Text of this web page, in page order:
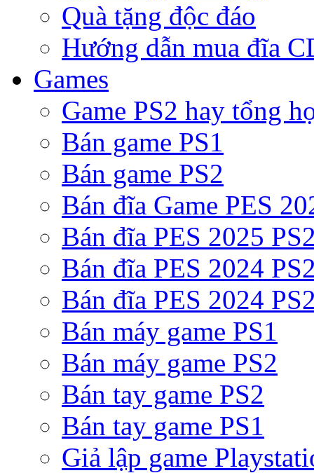
Quà tặng độc đáo
Hướng dẫn mua đĩa
Games
Game PS2 hay tổng
Bán game PS1
Bán game PS2
Bán đĩa Game PES
Bán đĩa PES 2025
Bán đĩa PES 2024
Bán đĩa PES 2024
Bán máy game PS1
Bán máy game PS2
Bán tay game PS2
Bán tay game PS1
Giả lập game